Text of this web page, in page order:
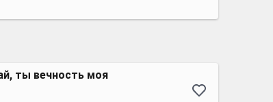
ты вечность моя